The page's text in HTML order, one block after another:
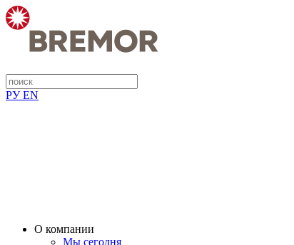
РУ EN
О компании
Мы сегодня